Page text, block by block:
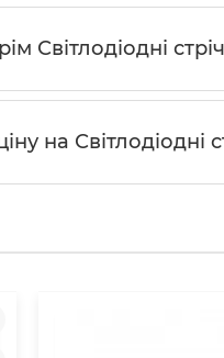
Світлодіодні
на Світлодіодні